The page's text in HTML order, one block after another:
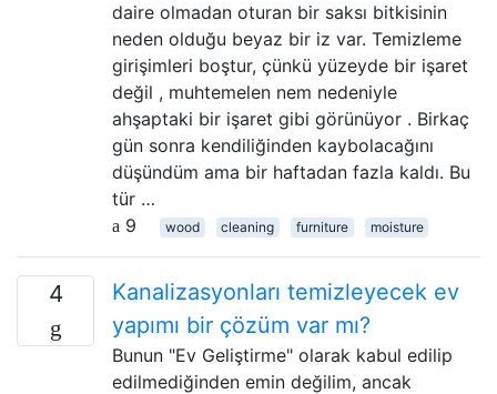
daire olmadan oturan bir saksı bitkisinin
neden olduğu beyaz bir iz var. Temizleme
girişimleri boştur, çünkü yüzeyde bir işaret
değil , muhtemelen nem nedeniyle
ahşaptaki bir işaret gibi görünüyor . Birkaç
gün sonra kendiliğinden kaybolacağını
düşündüm ama bir haftadan fazla kaldı. Bu
tür …
9
wood cleaning furniture moisture
4
Kanalizasyonları temizleyecek ev
yapımı bir çözüm var mı?
Bunun "Ev Geliştirme" olarak kabul edilip
edilmediğinden emin değilim, ancak